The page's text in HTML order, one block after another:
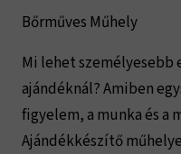
Bőrműves Műhely
Mi lehet
ajándéknál? Amiben
figyelem, a munka és a
Ajándékkészítő